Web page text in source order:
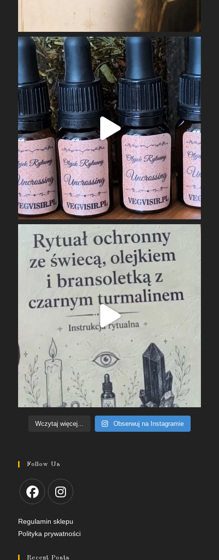
Wczytaj więcej... Obserwuj na Instagramie
Follow Us
Regulamin sklepu
Polityka prywatności
Recent Posts